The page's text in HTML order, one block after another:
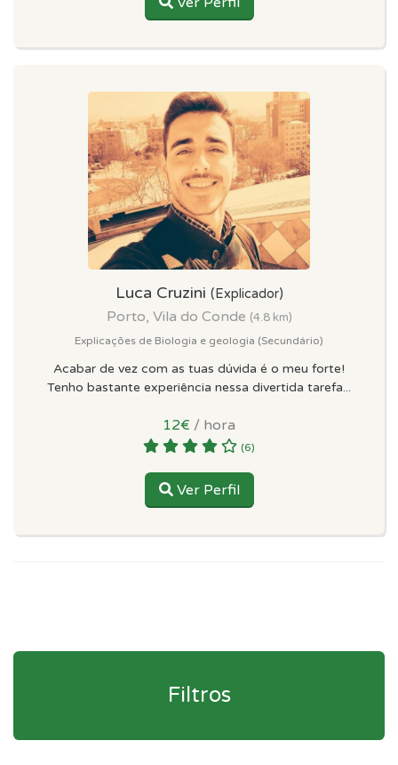
Luca Cruzini (Explicador)
Porto, Vila do Conde (4.8 km)
Explicações de Biologia e geologia (Secundário)
Acabar de vez com as tuas dúvida é o meu forte!
Tenho bastante experiência nessa divertida tarefa...
12€ / hora
(6)
Ver Perfil
Filtros